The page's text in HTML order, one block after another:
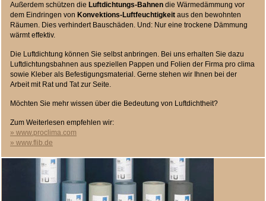
Außerdem schützen die Luftdichtungs-Bahnen die Wärmedämmung vor
dem Eindringen von Konvektions-Luftfeuchtigkeit aus den bewohnten
Räumen. Dies verhindert Bauschäden. Und: Nur eine trockene Dämmung
wärmt effektiv.
Die Luftdichtung können Sie selbst anbringen. Bei uns erhalten Sie dazu
Luftdichtungsbahnen aus speziellen Pappen und Folien der Firma pro clima
sowie Kleber als Befestigungsmaterial. Gerne stehen wir Ihnen bei der
Arbeit mit Rat und Tat zur Seite.
Möchten Sie mehr wissen über die Bedeutung von Luftdichtheit?
Zum Weiterlesen empfehlen wir:
» www.proclima.com
» www.flib.de